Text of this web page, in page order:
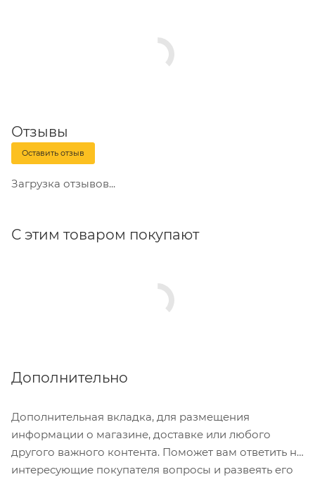
Отзывы
Оставить отзыв
Загрузка отзывов...
С этим товаром покупают
Дополнительно
Дополнительная вкладка, для размещения
информации о магазине, доставке или любого
другого важного контента. Поможет вам ответить на
интересующие покупателя вопросы и развеять его